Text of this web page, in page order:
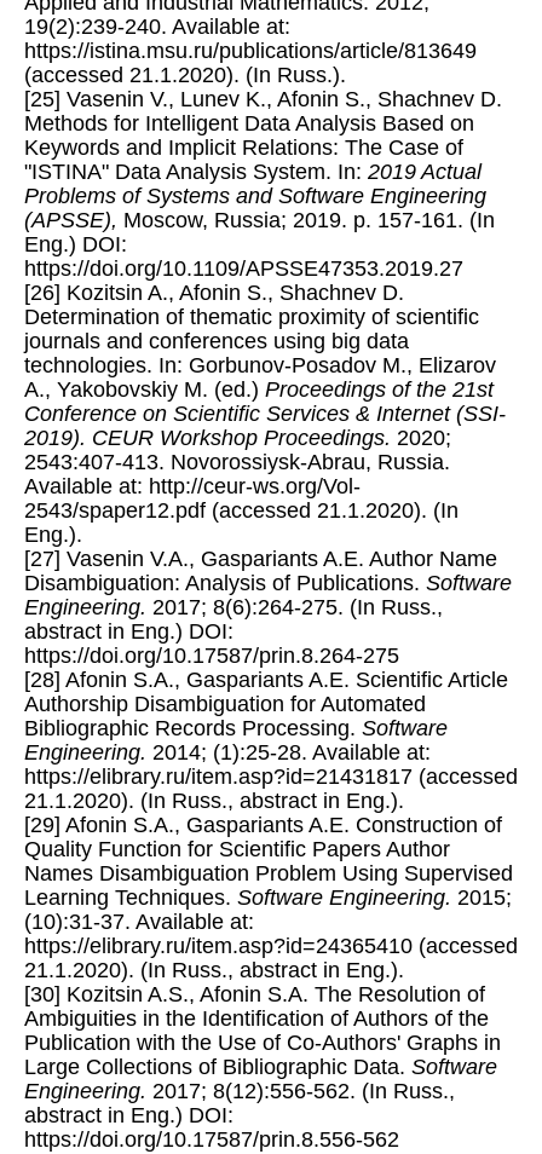
19(2):239-240. Available at:
https://istina.msu.ru/publications/article/813649
(accessed 21.1.2020). (In Russ.).
[25] Vasenin V., Lunev K., Afonin S., Shachnev D.
Methods for Intelligent Data Analysis Based on
Keywords and Implicit Relations: The Case of
"ISTINA" Data Analysis System. In: 2019 Actual
Problems of Systems and Software Engineering
(APSSE), Moscow, Russia; 2019. p. 157-161. (In
Eng.) DOI:
https://doi.org/10.1109/APSSE47353.2019.27
[26] Kozitsin A., Afonin S., Shachnev D.
Determination of thematic proximity of scientific
journals and conferences using big data
technologies. In: Gorbunov-Posadov M., Elizarov
A., Yakobovskiy M. (ed.) Proceedings of the 21st
Conference on Scientific Services & Internet (SSI-
2019). CEUR Workshop Proceedings. 2020;
2543:407-413. Novorossiysk-Abrau, Russia.
Available at: http://ceur-ws.org/Vol-
2543/spaper12.pdf (accessed 21.1.2020). (In
Eng.).
[27] Vasenin V.A., Gaspariants A.E. Author Name
Disambiguation: Analysis of Publications. Software
Engineering. 2017; 8(6):264-275. (In Russ.,
abstract in Eng.) DOI:
https://doi.org/10.17587/prin.8.264-275
[28] Afonin S.A., Gaspariants A.E. Scientific Article
Authorship Disambiguation for Automated
Bibliographic Records Processing. Software
Engineering. 2014; (1):25-28. Available at:
https://elibrary.ru/item.asp?id=21431817 (accessed
21.1.2020). (In Russ., abstract in Eng.).
[29] Afonin S.A., Gaspariants A.E. Construction of
Quality Function for Scientific Papers Author
Names Disambiguation Problem Using Supervised
Learning Techniques. Software Engineering. 2015;
(10):31-37. Available at:
https://elibrary.ru/item.asp?id=24365410 (accessed
21.1.2020). (In Russ., abstract in Eng.).
[30] Kozitsin A.S., Afonin S.A. The Resolution of
Ambiguities in the Identification of Authors of the
Publication with the Use of Co-Authors' Graphs in
Large Collections of Bibliographic Data. Software
Engineering. 2017; 8(12):556-562. (In Russ.,
abstract in Eng.) DOI:
https://doi.org/10.17587/prin.8.556-562